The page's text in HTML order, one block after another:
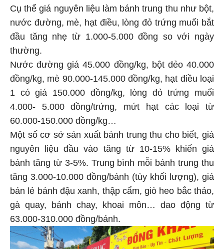
Cụ thể giá nguyên liệu làm bánh trung thu như bột,
nước đường, mè, hạt điều, lòng đỏ trứng muối bắt
đầu tăng nhẹ từ 1.000-5.000 đồng so với ngày
thường.
Nước đường giá 45.000 đồng/kg, bột dẻo 40.000
đồng/kg, mè 90.000-145.000 đồng/kg, hạt điều loại
1 có giá 150.000 đồng/kg, lòng đỏ trứng muối
4.000- 5.000 đồng/trứng, mứt hạt các loại từ
60.000-150.000 đồng/kg…
Một số cơ sở sản xuất bánh trung thu cho biết, giá
nguyên liệu đầu vào tăng từ 10-15% khiến giá
bánh tăng từ 3-5%. Trung bình mỗi bánh trung thu
tăng 3.000-10.000 đồng/bánh (tùy khối lượng), giá
bán lẻ bánh đậu xanh, thập cẩm, giò heo bắc thảo,
gà quay, bánh chay, khoai môn… dao động từ
63.000-310.000 đồng/bánh.